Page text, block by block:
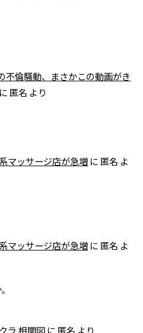
不倫騒動、まさかこの動画がき
に 匿名 より
マッサージ店が急増 に 匿名 よ
マッサージ店が急増 に 匿名 よ
ラ 相関図 に 匿名 より